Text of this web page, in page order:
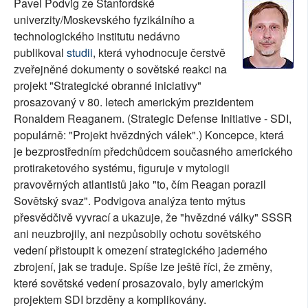
SOCIÁLNÍ SÍTĚ
RUBRIKY
PLNÁ VERZE STRÁNEK
univerzity/Moskevského fyzikálního a
technologického institutu nedávno
publikoval studii, která vyhodnocuje čerstvě
zveřejněné dokumenty o sovětské reakci na
projekt "Strategické obranné iniciativy"
prosazovaný v 80. letech americkým prezidentem
Ronaldem Reaganem. (Strategic Defense Initiative - SDI,
populárně: "Projekt hvězdných válek".) Koncepce, která
je bezprostředním předchůdcem současného amerického
protiraketového systému, figuruje v mytologii
pravověrných atlantistů jako "to, čím Reagan porazil
Sovětský svaz". Podvigova analýza tento mýtus
přesvědčivě vyvrací a ukazuje, že "hvězdné války" SSSR
ani neuzbrojily, ani nezpůsobily ochotu sovětského
vedení přistoupit k omezení strategického jaderného
zbrojení, jak se traduje. Spíše lze ještě říci, že změny,
které sovětské vedení prosazovalo, byly americkým
projektem SDI brzděny a komplikovány.